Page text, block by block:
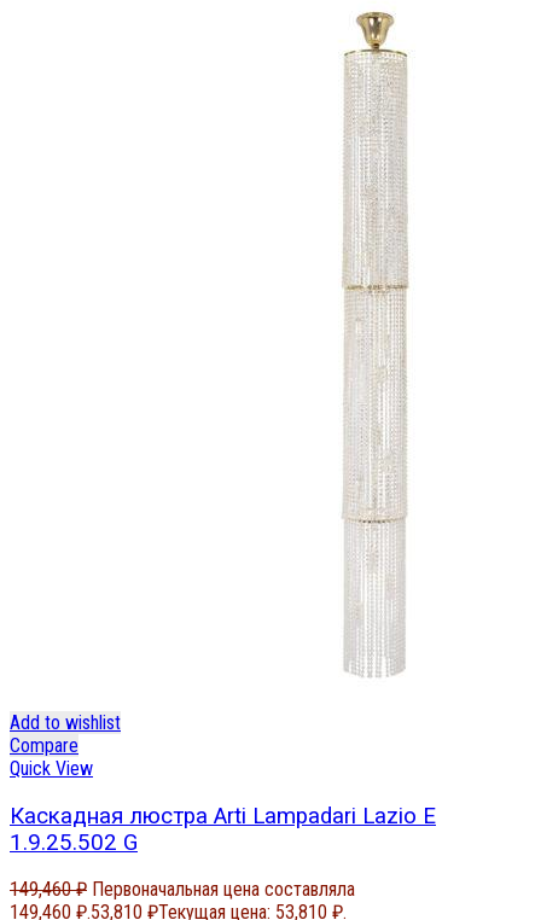
Add to wishlist
Compare
Quick View
Каскадная люстра Arti Lampadari Lazio E
1.9.25.502 G
149,460₽ Первоначальная цена составляла
149,460 ₽.53,810 ₽Текущая цена: 53,810 ₽.